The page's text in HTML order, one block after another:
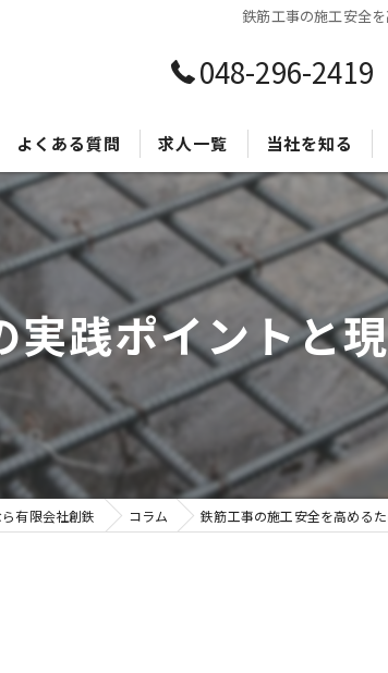
鉄筋工事の施工安全
048-296-2419
よくある質問 求人一覧 当社を知る
CADオペレータ
正社員
経験者
独立
践ポイントと
有限会社創鉄 コラム 鉄筋工事の施工安全を高める